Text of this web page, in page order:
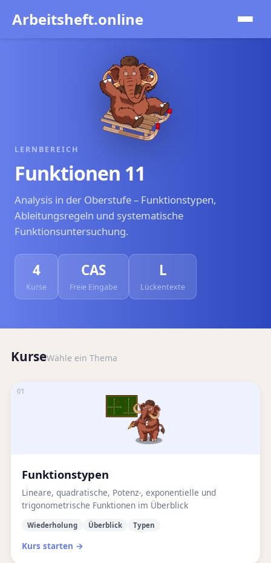
Arbeitsheft.online
Funktionsuntersuchung
LERNBEREICH
Funktionen 11
Analysis in der Oberstufe – Funktionstypen,
Ableitungsregeln und systematische
Funktionsuntersuchung.
4
Kurse
CAS
Freie Eingabe
L
Lückentexte
KurseWähle ein Thema
01
Funktionstypen
Lineare, quadratische, Potenz-, exponentielle und
trigonometrische Funktionen im Überblick
Wiederholung Überblick Typen
Kurs starten →